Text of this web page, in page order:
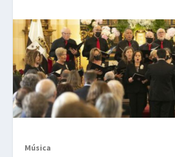
Música